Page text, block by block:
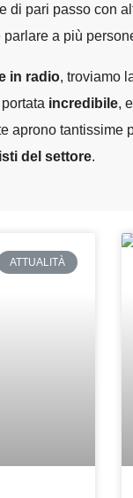
di pari passo con
a più
in radio, troviamo
incredibile,
aprono tantissime
del settore.
ATTUALITÀ